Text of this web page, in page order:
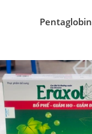
Pentaglobin